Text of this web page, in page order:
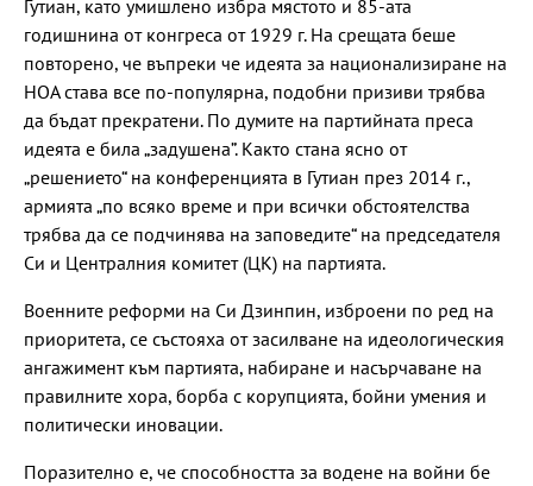
Гутиан, като умишлено избра мястото и 85-ата
годишнина от конгреса от 1929 г. На срещата беше
повторено, че въпреки че идеята за национализиране на
НОА става все по-популярна, подобни призиви трябва
да бъдат прекратени. По думите на партийната преса
идеята е била „задушена”. Както стана ясно от
„решението“ на конференцията в Гутиан през 2014 г.,
армията „по всяко време и при всички обстоятелства
трябва да се подчинява на заповедите“ на председателя
Си и Централния комитет (ЦК) на партията.
Военните реформи на Си Дзинпин, изброени по ред на
приоритета, се състояха от засилване на идеологическия
ангажимент към партията, набиране и насърчаване на
правилните хора, борба с корупцията, бойни умения и
политически иновации.
Поразително е, че способността за водене на войни бе